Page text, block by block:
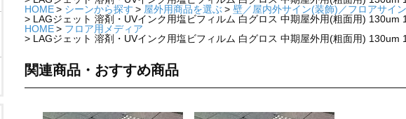
HOME
シーンから探す 屋外用商品を選ぶ
壁／屋内外サイン(装飾)／フロアサイン
LAGジェット 溶剤・UVインク用塩ビフィルム 白グロス 中期屋外用(粗面用)
HOME
フロア用メディア
LAGジェット 溶剤・UVインク用塩ビフィルム 白グロス 中期屋外用(粗面用)
関連商品・おすすめ商品